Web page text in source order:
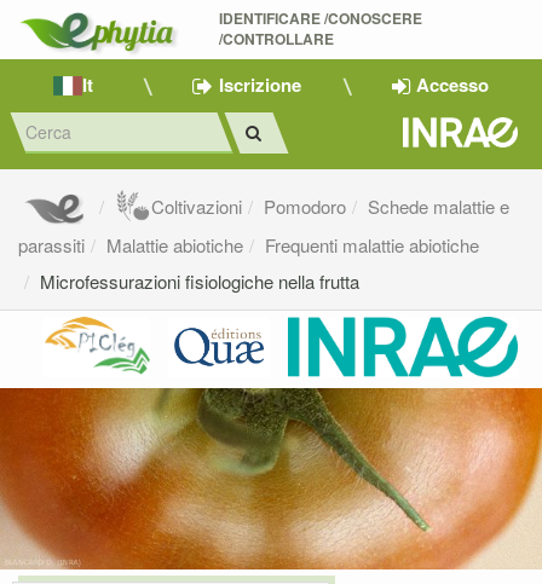
IDENTIFICARE /CONOSCERE
/CONTROLLARE
It Iscrizione Accesso
Coltivazioni Pomodoro
Schede malattie e
parassiti
Malattie abiotiche
Frequenti malattie abiotiche
Microfessurazioni fisiologiche nella frutta